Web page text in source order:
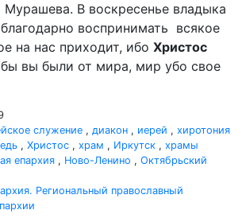
В воскресенье владыка
воспринимать всякое
на нас приходит, ибо Христос
бы вы были от мира, мир убо свое
служение , диакон , иерей , хиротония
, Христос , храм , Иркутск , храмы
епархия , Ново-Ленино , Октябрьский
Региональный православный